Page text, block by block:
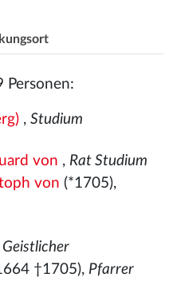
Personen:
, Studium
von , Rat Studium
von (*1705),
Geistlicher
†1705), Pfarrer